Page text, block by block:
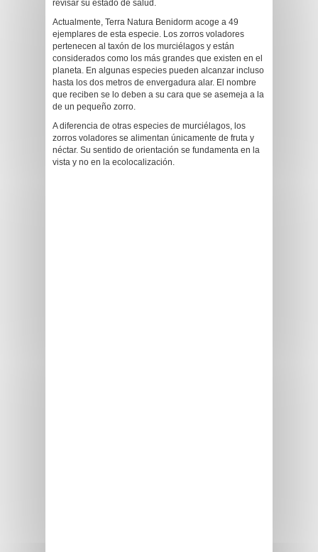
revisar su estado de salud.
Actualmente, Terra Natura Benidorm acoge a 49
ejemplares de esta especie. Los zorros voladores
pertenecen al taxón de los murciélagos y están
considerados como los más grandes que existen en el
planeta. En algunas especies pueden alcanzar incluso
hasta los dos metros de envergadura alar. El nombre
que reciben se lo deben a su cara que se asemeja a la
de un pequeño zorro.
A diferencia de otras especies de murciélagos, los
zorros voladores se alimentan únicamente de fruta y
néctar. Su sentido de orientación se fundamenta en la
vista y no en la ecolocalización.